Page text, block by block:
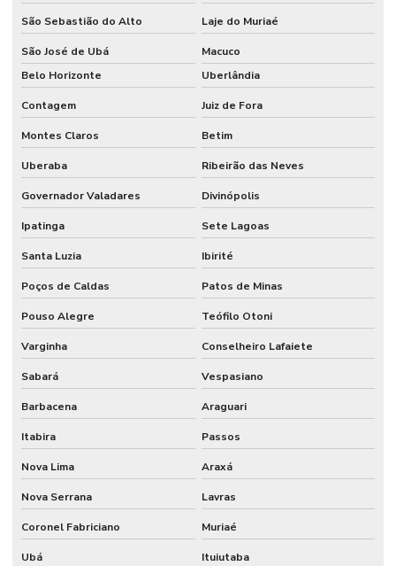
Empresas de catracas eletrônicas
Fábrica de catracas
Fabricante de catracas
Fabricantes de catracas controle de acesso
Fabricantes de catracas eletrônicas
Preço de catraca de acesso
Preço de catraca eletrônica
Preço de catraca eletrônica para academia
Reconhecimento facial para condomínio
Sistema de cancela para estacionamento
Sistema de catraca eletrônica para academia
Sistema de controle de acesso
Sistema de controle de acesso portaria
Sistema de estacionamento cobrado
São Sebastião do Alto Laje do Muriaé
São José de Ubá
Macuco
Belo Horizonte
Uberlândia
Contagem Juiz de Fora
Montes Claros Betim
Uberaba Ribeirão das Neves
Governador Valadares Divinópolis
Ipatinga Sete Lagoas
Santa Luzia Ibirité
Poços de Caldas Patos de Minas
Pouso Alegre Teófilo Otoni
Varginha Conselheiro Lafaiete
Sabará Vespasiano
Barbacena Araguari
Itabira Passos
Nova Lima Araxá
Nova Serrana Lavras
Coronel Fabriciano Muriaé
Ubá Ituiutaba